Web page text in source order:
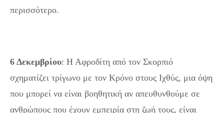
περισσότερο.
6 Δεκεμβρίου: Η Αφροδίτη από τον Σκορπιό
σχηματίζει τρίγωνο με τον Κρόνο στους Ιχθύς, μια όψη
που μπορεί να είναι βοηθητική αν απευθυνθούμε σε
ανθρώπους που έχουν εμπειρία στη ζωή τους, είναι